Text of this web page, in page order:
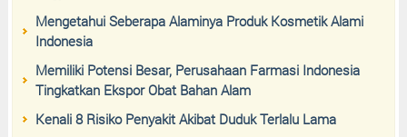
Mengetahui Seberapa Alaminya Produk Kosmetik Alami
Indonesia
Memiliki Potensi Besar, Perusahaan Farmasi Indonesia
Tingkatkan Ekspor Obat Bahan Alam
Kenali 8 Risiko Penyakit Akibat Duduk Terlalu Lama